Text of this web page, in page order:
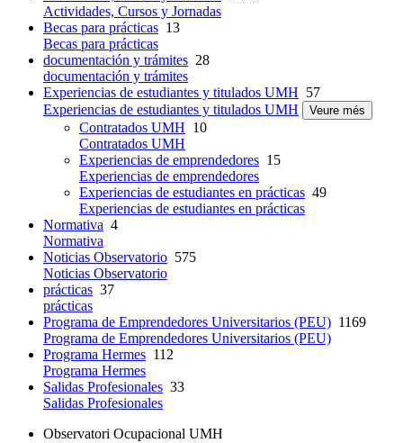
Actividades, Cursos y Jornadas
Becas para prácticas 13
Becas para prácticas
documentación y trámites 28
documentación y trámites
Experiencias de estudiantes y titulados UMH 57
Experiencias de estudiantes y titulados UMH
Veure més
Contratados UMH 10
Contratados UMH
Experiencias de emprendedores 15
Experiencias de emprendedores
Experiencias de estudiantes en prácticas 49
Experiencias de estudiantes en prácticas
Normativa 4
Normativa
Noticias Observatorio 575
Noticias Observatorio
prácticas 37
prácticas
Programa de Emprendedores Universitarios (PEU) 1169
Programa de Emprendedores Universitarios (PEU)
Programa Hermes 112
Programa Hermes
Salidas Profesionales 33
Salidas Profesionales
Observatori Ocupacional UMH